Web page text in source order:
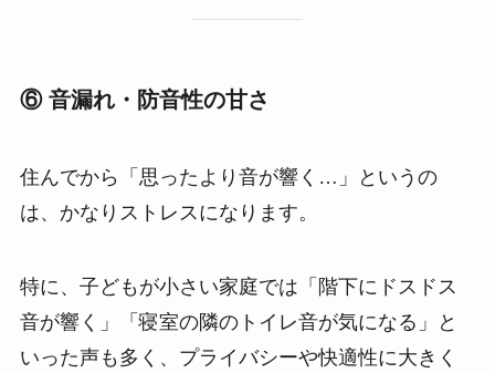
⑥ 音漏れ・防音性の甘さ
住んでから「思ったより音が響く…」というの
は、かなりストレスになります。
特に、子どもが小さい家庭では「階下にドスドス
音が響く」「寝室の隣のトイレ音が気になる」と
いった声も多く、プライバシーや快適性に大きく